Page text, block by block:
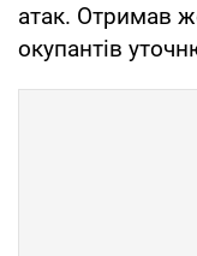
атак. Отримав
окупантів